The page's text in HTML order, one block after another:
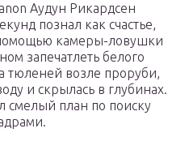
Аудун Рикардсен
познал как счастье,
камеры-ловушки
запечатлеть белого
тюленей возле проруби,
и скрылась в глубинах.
смелый план по поиску